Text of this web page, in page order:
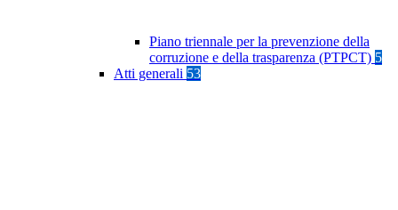
Piano triennale per la prevenzione della
corruzione e della trasparenza (PTPCT) 5
Atti generali 53